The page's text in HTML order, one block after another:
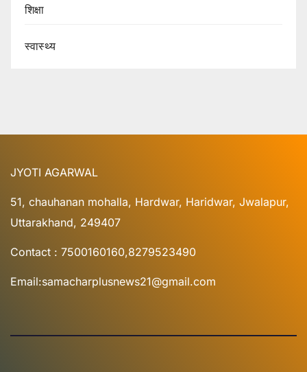
शिक्षा
स्वास्थ्य
JYOTI AGARWAL
51, chauhanan mohalla, Hardwar, Haridwar, Jwalapur,
Uttarakhand, 249407
Contact : 7500160160,8279523490
Email:samacharplusnews21@gmail.com